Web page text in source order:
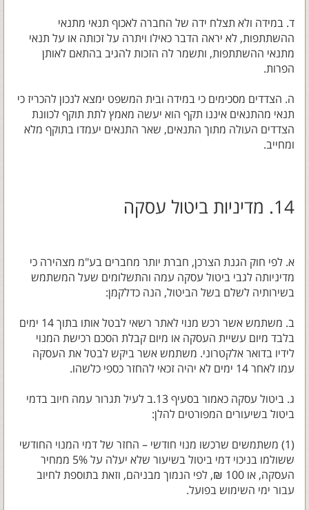
ד. במידה ולא תצלח ידה של החברה לאכוף תנאי מתנאי
ההשתתפות, לא יראה הדבר כאילו ויתרה על זכותה או על תנאי
מתנאי ההשתתפות, ותשמר לה הזכות להגיב בהתאם לאותן
הפרות.
ה. הצדדים מסכימים כי במידה ובית המשפט ימצא לנכון להכריז כי
תנאי מהתנאים איננו תקף הוא יעשה מאמץ לתת תוקף לכוונת
הצדדים העולה מתוך התנאים, שאר התנאים יעמדו בתוקף מלא
ומחייב.
14. מדיניות ביטול עסקה
א. לפי חוק הגנת הצרכן, חברת יותר מחברים בע"מ מצהירה כי
מדיניותה לגבי ביטול עסקה עמה והתשלומים שעל המשתמש
בשירותיה לשלם בשל הביטול, הנה כדלקמן:
ב. משתמש אשר רכש מנוי לאתר רשאי לבטל אותו בתוך 14 ימים
בלבד מיום עשיית העסקה או מיום קבלת הסכם רכישת המנוי
לידיו בדואר אלקטרוני. משתמש אשר ביקש לבטל את העסקה
עמו לאחר 14 ימים לא יהיה זכאי להחזר כספי כלשהו.
ג. ביטול עסקה כאמור בסעיף 13.ב לעיל תגרור עמה חיוב בדמי
ביטול בשיעורים המפורטים להלן:
(1) משתמשים שרכשו מנוי חודשי – החזר של דמי המנוי החודשי
ששולמו בניכוי דמי ביטול בשיעור שלא יעלה על 5% ממחיר
העסקה, או 100 ₪, לפי הנמוך מבניהם, וזאת בתוספת לחיוב
עבור ימי השימוש בפועל.